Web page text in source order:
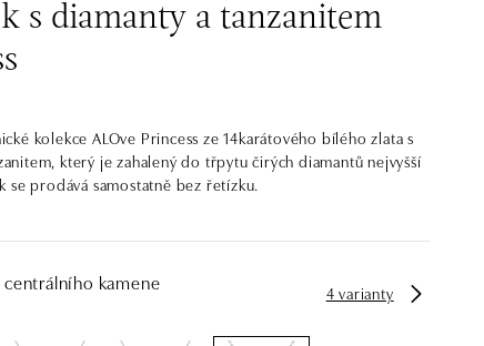
s diamanty a tanzanitem
kolekce ALOve Princess ze 14karátového bílého zlata s
který je zahalený do třpytu čirých diamantů nejvyšší
se prodává samostatně bez řetízku.
kamene 4 varianty